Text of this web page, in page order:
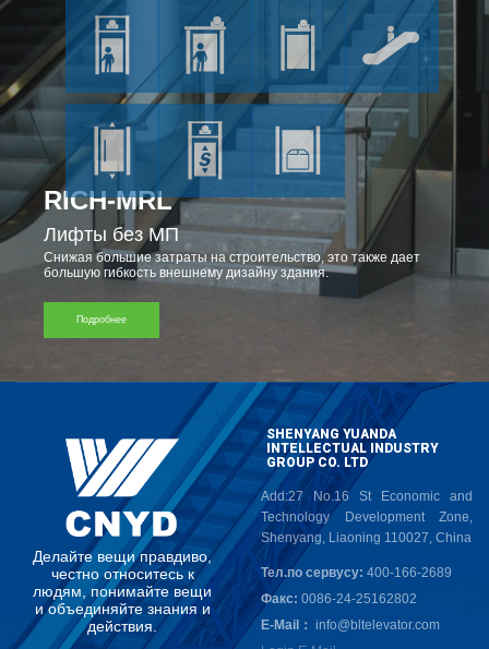
RICH-MRL
Лифты без МП
Снижая большие затраты на строительство, это также дает
большую гибкость внешнему дизайну здания.
Подробнее
Делайте вещи правдиво,
честно относитесь к
людям понимайте вещи
и объединяйте знания и
действия.
SHENYANG YUANDA
INTELLECTUAL INDUSTRY
GROUP CO. LTD
Add:27 No.16 St Economic and
Technology Development Zone,
Shenyang, Liaoning 110027, China
Тел.по сервусу: 400-166-2689
Факс: 0086-24-25162802
E-Mail： info@bltelevator.com